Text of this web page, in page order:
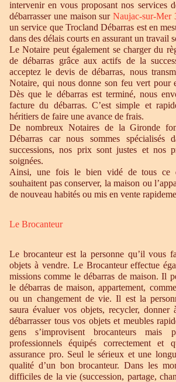
intervenir en vous proposant nos services
débarrasser une maison surNaujac-sur-Mer
un service que Trocland Débarras est en
dans des délais courts en assurant un travail
Le Notaire peut également se charger du
de débarras grâce aux actifs de la
acceptez le devis de débarras, nous
Notaire, qui nous donne son feu vert pour
Dès que le débarras est terminé, nous
facture du débarras. C’est simple et
héritiers de faire une avance de frais.
De nombreux Notaires de la Gironde
Débarras car nous sommes spécialisés
successions, nos prix sont justes et nos
soignées.
Ainsi, une fois le bien vidé de tous ce
souhaitent pas conserver, la maison ou
de nouveau habités ou mis en vente
Le Brocanteur
Le brocanteur est la personne qu’il vous
objets à vendre. Le Brocanteur effectue
missions comme le débarras de maison. Il
le débarras de maison, appartement,
ou un changement de vie. Il est la
saura évaluer vos objets, recycler, donner
débarrasser tous vos objets et meubles
gens s’improvisent brocanteurs
professionnels équipés correctement et
assurance pro. Seul le sérieux et une
qualité d’un bon brocanteur. Dans les
difficiles de la vie (succession, partage,